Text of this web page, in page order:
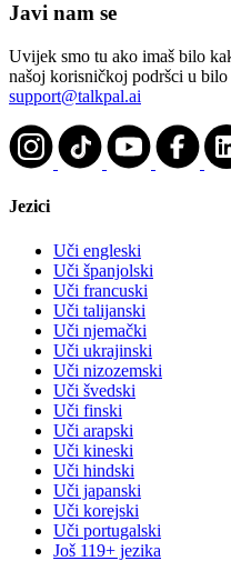
Javi nam se
Uvijek smo tu ako imaš bilo
našoj korisničkoj podršci u
support@talkpal.ai
Jezici
Uči engleski
Uči španjolski
Uči francuski
Uči talijanski
Uči njemački
Uči ukrajinski
Uči nizozemski
Uči švedski
Uči finski
Uči arapski
Uči kineski
Uči hindski
Uči japanski
Uči korejski
Uči portugalski
Još 119+ jezika